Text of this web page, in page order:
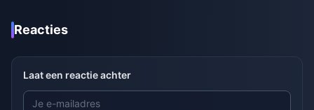
Reacties
Laat een reactie achter